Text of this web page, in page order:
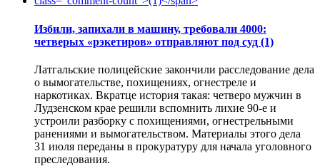
Избили, запихали в машину, требовали 4000:
четверых «рэкетиров» отправляют под суд (1)
Латгальские полицейские закончили расследование дела
о вымогательстве, похищениях, огнестреле и
наркотиках. Вкратце история такая: четверо мужчин в
Лудзенском крае решили вспомнить лихие 90-е и
устроили разборку с похищениями, огнестрельными
ранениями и вымогательством. Материалы этого дела
31 июля переданы в прокуратуру для начала уголовного
преследования.